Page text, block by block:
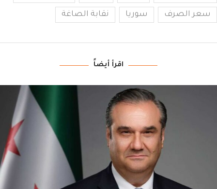
سعر الصرف سوريا نقابة الصاغة
اقرأ أيضاً